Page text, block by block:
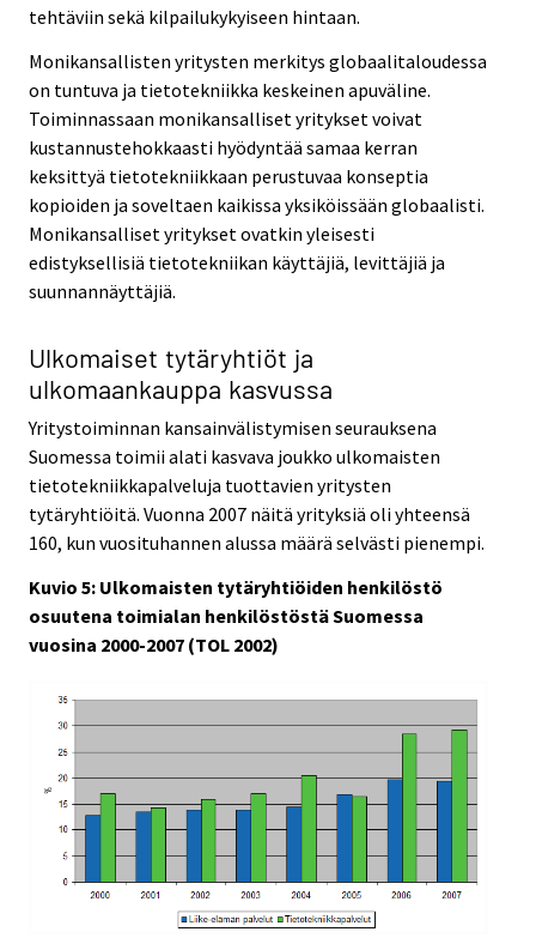
tehtäviin sekä kilpailukykyiseen hintaan.
Monikansallisten yritysten merkitys globaalitaloudessa
on tuntuva ja tietotekniikka keskeinen apuväline.
Toiminnassaan monikansalliset yritykset voivat
kustannustehokkaasti hyödyntää samaa kerran
keksittyä tietotekniikkaan perustuvaa konseptia
kopioiden ja soveltaen kaikissa yksiköissään globaalisti.
Monikansalliset yritykset ovatkin yleisesti
edistyksellisiä tietotekniikan käyttäjiä, levittäjiä ja
suunnannäyttäjiä.
Ulkomaiset tytäryhtiöt ja
ulkomaankauppa kasvussa
Yritystoiminnan kansainvälistymisen seurauksena
Suomessa toimii alati kasvava joukko ulkomaisten
tietotekniikkapalveluja tuottavien yritysten
tytäryhtiöitä. Vuonna 2007 näitä yrityksiä oli yhteensä
160, kun vuosituhannen alussa määrä selvästi pienempi.
Kuvio 5: Ulkomaisten tytäryhtiöiden henkilöstö
osuutena toimialan henkilöstöstä Suomessa
vuosina 2000-2007 (TOL 2002)